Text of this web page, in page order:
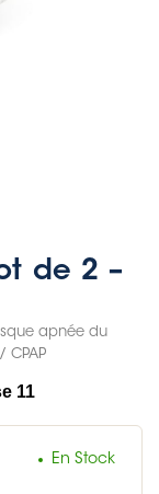
de 2 –
apnée du
CPAP
11
En Stock